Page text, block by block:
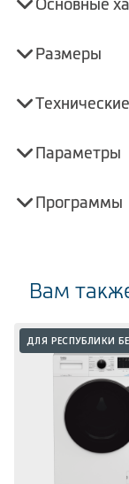
Основные
Размеры
Параметры
Программы
Вам
ДЛЯ РЕСПУБЛИКИ